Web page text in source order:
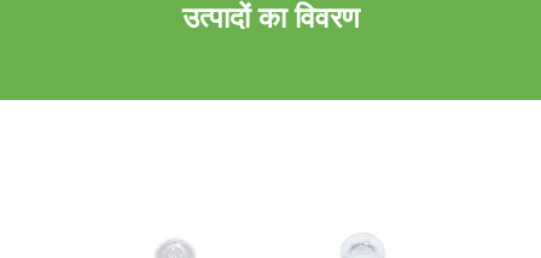
उत्पादों का विवरण